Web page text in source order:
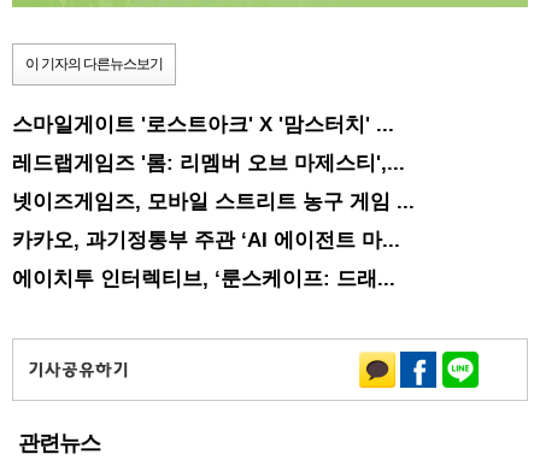
이 기자의 다른뉴스보기
스마일게이트 '로스트아크' X '맘스터치' ...
레드랩게임즈 '롬: 리멤버 오브 마제스티',...
넷이즈게임즈, 모바일 스트리트 농구 게임 ...
카카오, 과기정통부 주관 ‘AI 에이전트 마...
에이치투 인터렉티브, ‘룬스케이프: 드래...
관련뉴스